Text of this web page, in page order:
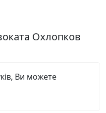
Охлопков
Ви можете